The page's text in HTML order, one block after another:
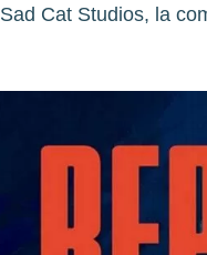
Sad Cat Studios, la